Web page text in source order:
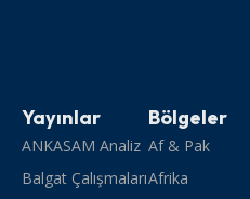
Yayınlar
ANKASAM Analiz
Balgat Çalışmaları
Bölgeler
Af & Pak
Afrika